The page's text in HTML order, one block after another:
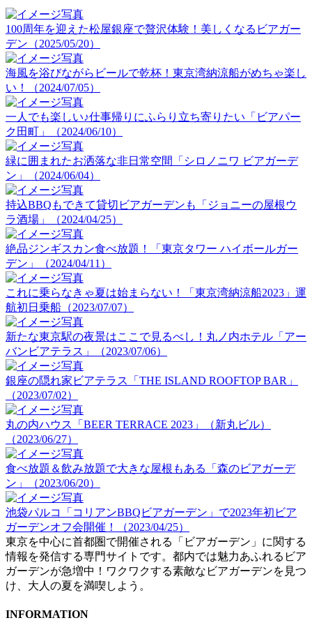
100周年を迎えた松屋銀座で贅沢体験！美しくなるビアガー
デン（2025/05/20）
海風を浴びながらビールで乾杯！東京湾納涼船がめちゃ楽し
い！（2024/07/05）
一人でも楽しい♪仕事帰りにふらり立ち寄りたい「ビアパー
ク田町」（2024/06/10）
緑に囲まれたお洒落な非日常空間「シロノニワ ビアガーデ
ン」（2024/06/04）
持込BBQもできて貸切ビアガーデンも「ジョニーの屋根ウ
ラ酒場」（2024/04/25）
絶品ジンギスカン食べ放題！「東京タワー ハイボールガー
デン」（2024/04/11）
これに乗らなきゃ夏は始まらない！「東京湾納涼船2023」運
航初日乗船（2023/07/07）
新たな東京駅の夜景はここで見るべし！丸ノ内ホテル「アー
バンビアテラス」（2023/07/06）
銀座の隠れ家ビアテラス「THE ISLAND ROOFTOP BAR」
（2023/07/02）
丸の内ハウス「BEER TERRACE 2023」（新丸ビル）
（2023/06/27）
食べ放題＆飲み放題で大きな屋根もある「森のビアガーデ
ン」（2023/06/20）
池袋パルコ「コリアンBBQビアガーデン」で2023年初ビア
ガーデンオフ会開催！（2023/04/25）
東京を中心に首都圏で開催される「ビアガーデン」に関する
情報を発信する専門サイトです。都内では魅力あふれるビア
ガーデンが急増中！ワクワクする素敵なビアガーデンを見つ
け、大人の夏を満喫しよう。
INFORMATION